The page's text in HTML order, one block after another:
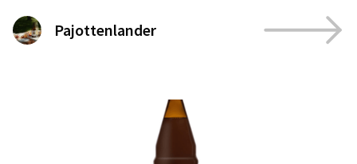
Pajottenlander